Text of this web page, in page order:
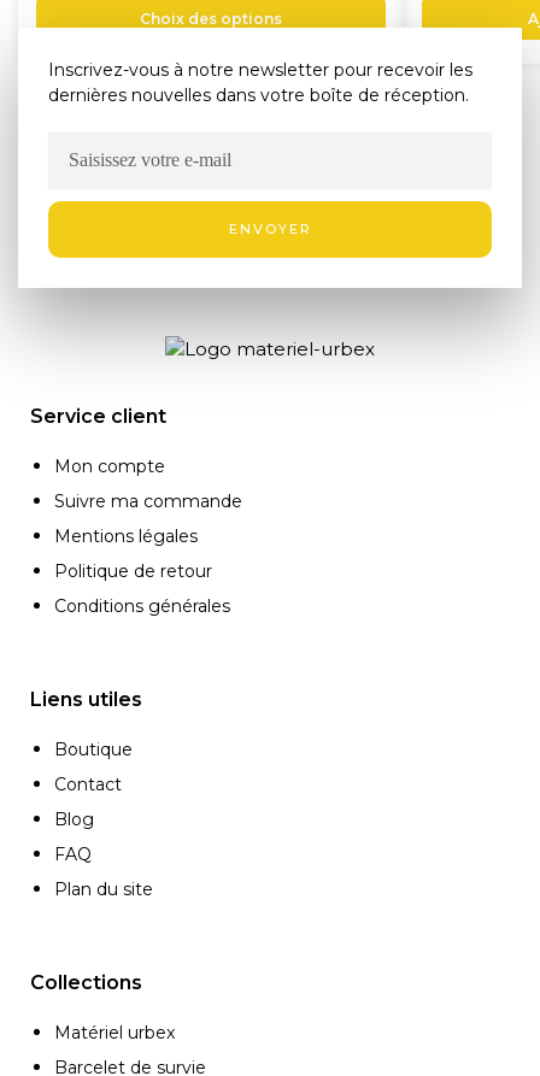
Choix des options
Inscrivez-vous à notre newsletter pour recevoir les
dernières nouvelles dans votre boîte de réception.
ENVOYER
Service client
Mon compte
Suivre ma commande
Mentions légales
Politique de retour
Conditions générales
Liens utiles
Boutique
Contact
Blog
FAQ
Plan du site
Collections
Matériel urbex
Barcelet de survie